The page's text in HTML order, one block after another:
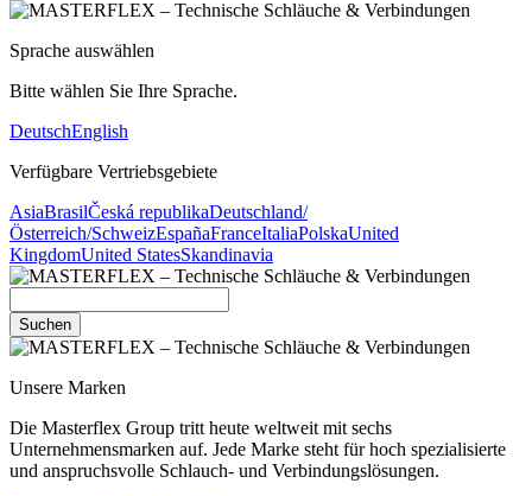
Sprache auswählen
Bitte wählen Sie Ihre Sprache.
DeutschEnglish
Verfügbare Vertriebsgebiete
AsiaBrasilČeská republikaDeutschland/
Österreich/SchweizEspañaFranceItaliaPolskaUnited
KingdomUnited StatesSkandinavia
Suchen
Unsere Marken
Die Masterflex Group tritt heute weltweit mit sechs
Unternehmensmarken auf. Jede Marke steht für hoch spezialisierte
und anspruchsvolle Schlauch- und Verbindungslösungen.